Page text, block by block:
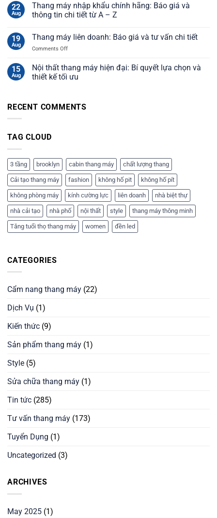
22
Aug
Thang máy nhập khẩu chính hãng: Báo giá và
thông tin chi tiết từ A – Z
19
Aug
Thang máy liên doanh: Báo giá và tư vấn chi tiết
Comments Offon
máy
doanh:
và
15
Aug
Nội thất thang máy hiện đại: Bí quyết lựa chọn và
thiết kế tối ưu
RECENT COMMENTS
TAG CLOUD
3 tầng brooklyn cabin thang máy chất lượng thang
Cải tạo thang máy fashion không hố pit không hố pít
không phòng máy kính cường lực liên doanh nhà biệt thự
nhà cải tạo nhà phố nội thất style thang máy thông minh
Tăng tuổi thọ thang máy women đền led
CATEGORIES
Cẩm nang thang máy (22)
Dịch Vụ (1)
Kiến thức (9)
Sản phẩm thang máy (1)
Style (5)
Sửa chữa thang máy (1)
Tin tức (285)
Tư vấn thang máy (173)
Tuyển Dụng (1)
Uncategorized (3)
ARCHIVES
May 2025 (1)